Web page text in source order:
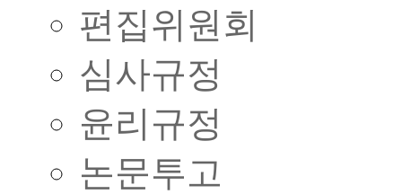
편집위원회
심사규정
윤리규정
논문투고